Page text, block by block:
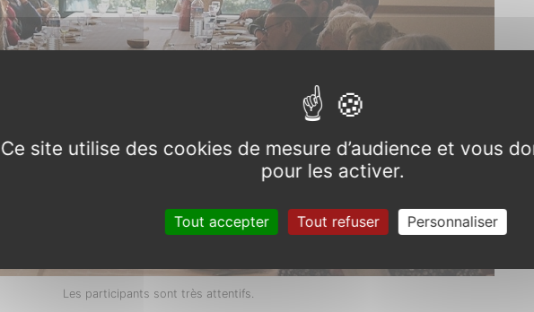
Les participants sont très attentifs.
Ce site utilise des cookies de mesure d’audience et vous
pour les activer.
Tout accepter Tout refuser Personnaliser